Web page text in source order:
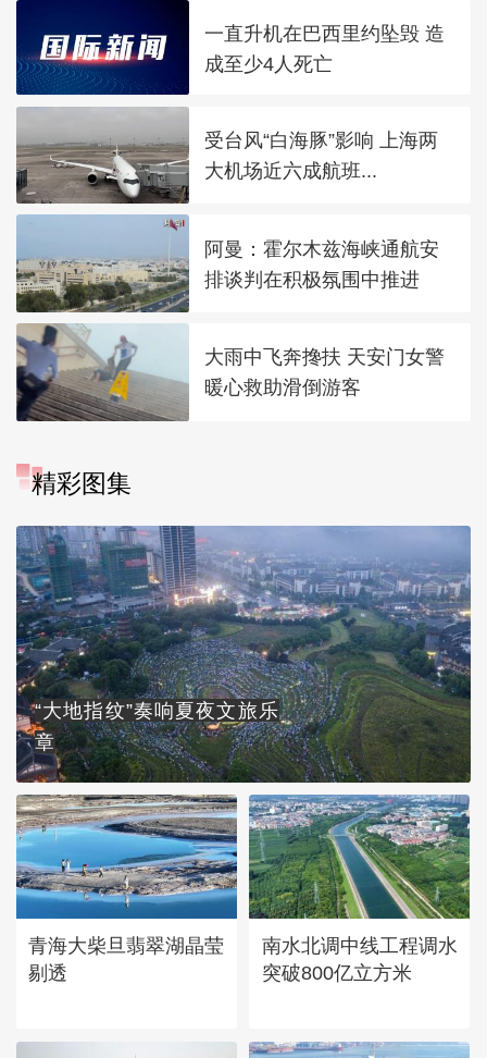
一直升机在巴西里约坠毁 造
成至少4人死亡
受台风“白海豚”影响 上海两
大机场近六成航班...
阿曼：霍尔木兹海峡通航安
排谈判在积极氛围中推进
大雨中飞奔搀扶 天安门女警
暖心救助滑倒游客
精彩图集
“大地指纹”奏响夏夜文旅乐
章
青海大柴旦翡翠湖晶莹
剔透
南水北调中线工程调水
突破800亿立方米